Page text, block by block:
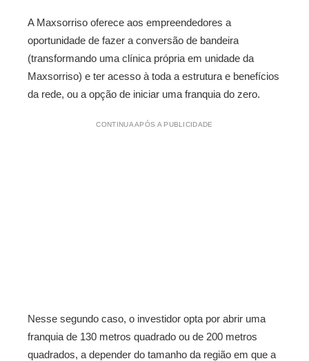
A Maxsorriso oferece aos empreendedores a
oportunidade de fazer a conversão de bandeira
(transformando uma clínica própria em unidade da
Maxsorriso) e ter acesso à toda a estrutura e benefícios
da rede, ou a opção de iniciar uma franquia do zero.
CONTINUA APÓS A PUBLICIDADE
Nesse segundo caso, o investidor opta por abrir uma
franquia de 130 metros quadrado ou de 200 metros
quadrados, a depender do tamanho da região em que a